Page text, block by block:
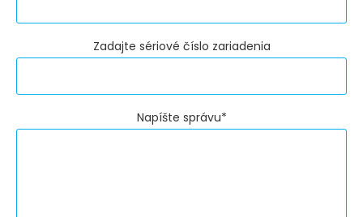
Zadajte sériové číslo zariadenia
Napíšte správu*